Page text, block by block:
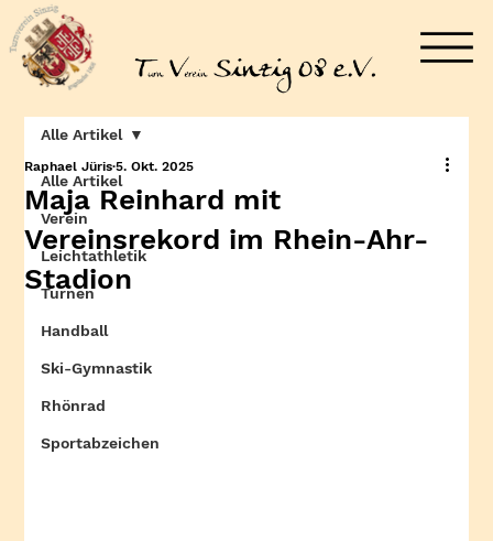
Alle Artikel
Verein
Leichtathletik
Turnen
Handball
Ski-Gymnastik
Rhönrad
Sportabzeichen
Alle Artikel
Maja Reinhard mit
Vereinsrekord im Rhein-Ahr-
Stadion
Raphael Jüris 5. Okt. 2025